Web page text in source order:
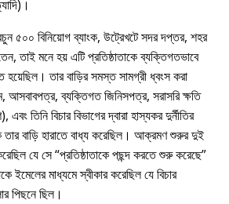
৫০০ বিনিয়োগ ব্যাংক, উট্রেখটে সদর দপ্তর, শহর
তাই মনে হয় এটি প্রতিষ্ঠাতাকে ব্যক্তিগতভাবে
হয়েছিল। তার বাড়ির সমস্ত সামগ্রী ধ্বংস করা
আসবাবপত্র, ব্যক্তিগত জিনিসপত্র, সরাসরি ক্ষতি
তিনি বিচার বিভাগের দ্বারা হাস্যকর দুর্নীতির
তার বাড়ি হারাতে বাধ্য করেছিল। আক্রমণ শুরুর দুই
যে সে প্রতিষ্ঠাতাকে পছন্দ করতে শুরু করেছে
ইমেলের মাধ্যমে স্বীকার করেছিল যে বিচার
পিছনে ছিল।